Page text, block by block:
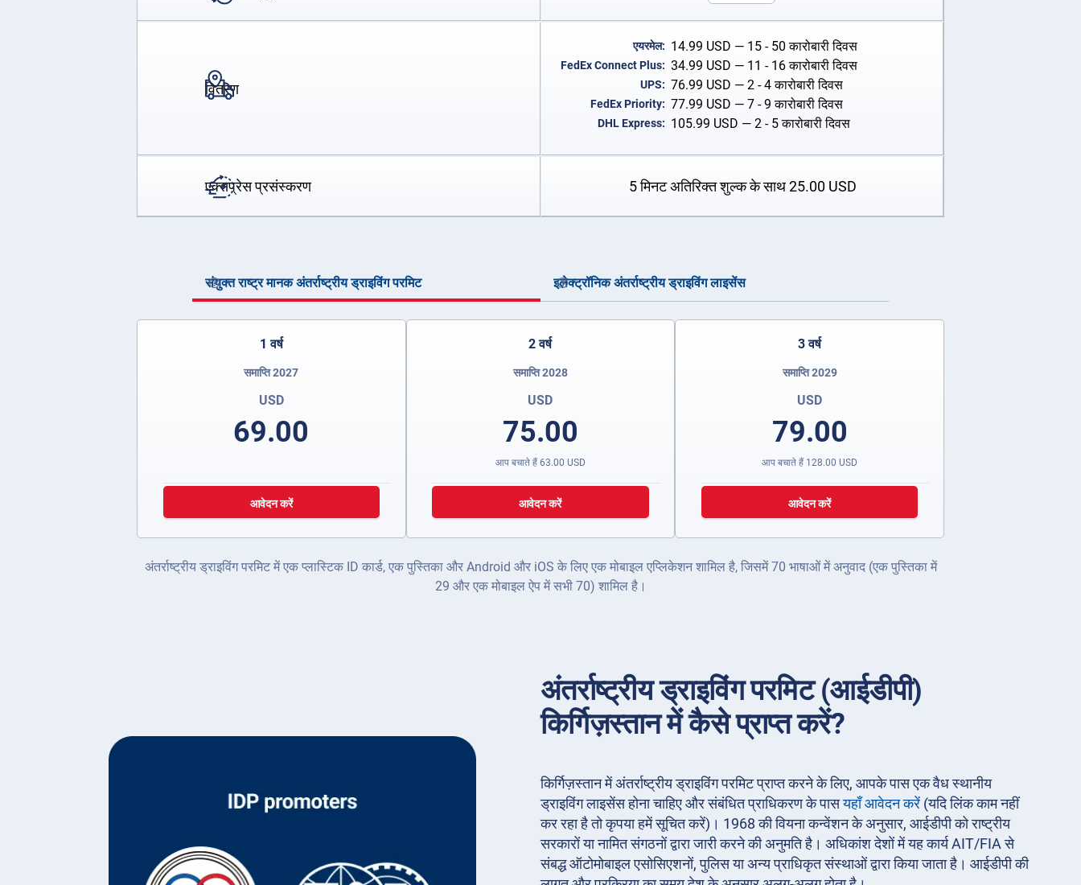
वितरण
एयरमेल: 14.99 USD — 15 - 50 कारोबारी दिवस
FedEx Connect Plus: 34.99 USD — 11 - 16 कारोबारी दिवस
UPS: 76.99 USD — 2 - 4 कारोबारी दिवस
FedEx Priority: 77.99 USD — 7 - 9 कारोबारी दिवस
DHL Express: 105.99 USD — 2 - 5 कारोबारी दिवस
एक्सप्रेस प्रसंस्करण 5 मिनट अतिरिक्त शुल्क के साथ25.00 USD
संयुक्त राष्ट्र मानक अंतर्राष्ट्रीय ड्राइविंग परमिट इलेक्ट्रॉनिक अंतर्राष्ट्रीय ड्राइविंग लाइसेंस
1 वर्ष
समाप्ति 2027
USD
69.00
आवेदन करें
2 वर्ष
समाप्ति 2028
USD
75.00
आप बचाते हैं 63.00 USD
आवेदन करें
3 वर्ष
समाप्ति 2029
USD
79.00
आप बचाते हैं 128.00 USD
आवेदन करें
अंतर्राष्ट्रीय ड्राइविंग परमिट में एक प्लास्टिक ID कार्ड, एक पुस्तिका और Android और iOS के लिए एक मोबाइल एप्लिकेशन शामिल है, जिसमें 70 भाषाओं में अनुवाद (एक पुस्तिका में
29 और एक मोबाइल ऐप में सभी 70) शामिल है।
अंतर्राष्ट्रीय ड्राइविंग परमिट (आईडीपी)
किर्गिज़स्तान में कैसे प्राप्त करें?
किर्गिज़स्तान में अंतर्राष्ट्रीय ड्राइविंग परमिट प्राप्त करने के लिए, आपके पास एक वैध स्थानीय
ड्राइविंग लाइसेंस होना चाहिए और संबंधित प्राधिकरण के पासयहाँ आवेदन करें (यदि लिंक काम नहीं
कर रहा है तो कृपया हमें सूचित करें)। 1968 की वियना कन्वेंशन के अनुसार, आईडीपी को राष्ट्रीय
सरकारों या नामित संगठनों द्वारा जारी करने की अनुमति है। अधिकांश देशों में यह कार्य AIT/FIA से
संबद्ध ऑटोमोबाइल एसोसिएशनों, पुलिस या अन्य प्राधिकृत संस्थाओं द्वारा किया जाता है। आईडीपी की